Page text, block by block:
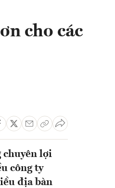
cho các
chuyên lợi
công ty
địa bàn